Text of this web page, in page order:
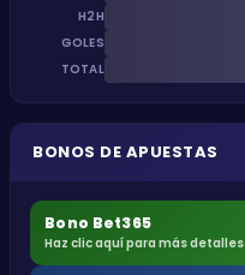
H2H
GOLES
TOTAL
BONOS DE APUESTAS
Bono Bet365
Haz clic aquí para más detalles